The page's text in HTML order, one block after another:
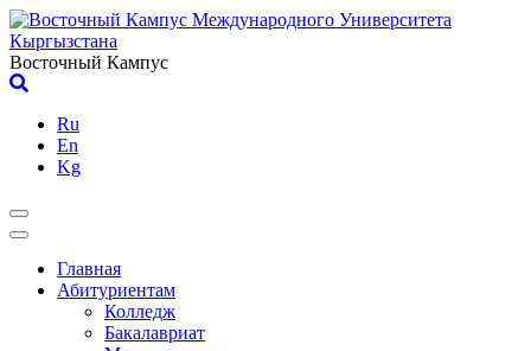
Skip
to
content
Восточный Кампус
Ru
En
Kg
Главная
Абитуриентам
Колледж
Бакалавриат